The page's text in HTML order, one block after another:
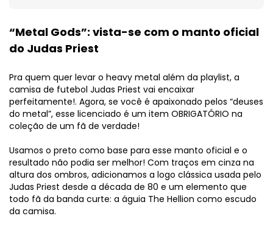
“Metal Gods”: vista-se com o manto oficial
do Judas Priest
Pra quem quer levar o heavy metal além da playlist, a
camisa de futebol Judas Priest vai encaixar
perfeitamente!. Agora, se você é apaixonado pelos “deuses
do metal”, esse licenciado é um item OBRIGATÓRIO na
coleção de um fã de verdade!
Usamos o preto como base para esse manto oficial e o
resultado não podia ser melhor! Com traços em cinza na
altura dos ombros, adicionamos a logo clássica usada pelo
Judas Priest desde a década de 80 e um elemento que
todo fã da banda curte: a águia The Hellion como escudo
da camisa.